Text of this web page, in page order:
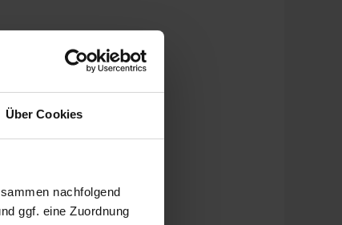
Über Cookies
nachfolgend
ggf. eine Zuordnung